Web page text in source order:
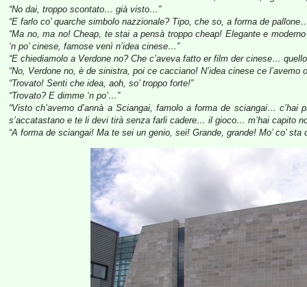
“No dai, troppo scontato… già visto…”
“E farlo co’ quarche simbolo nazzionale? Tipo, che so, a forma de
“Ma no, ma no! Cheap, te stai a pensà troppo cheap! Elegante e
‘n po’ cinese, famose venì n’idea cinese…”
“E chiediamolo a Verdone no? Che c’aveva fatto er film der cinese…
“No, Verdone no, è de sinistra, poi ce cacciano! N’idea cinese ce l’avemo
“Trovato! Senti che idea, aoh, so’ troppo forte!”
“Trovato? E dimme ‘n po’…”
“Visto ch’avemo d’annà a Sciangai, famolo a forma de sciangai…
s’accatastano e te li devi tirà senza farli cadere… il gioco… m’hai capito
“A forma de sciangai! Ma te sei un genio, sei! Grande, grande! Mo’ co’